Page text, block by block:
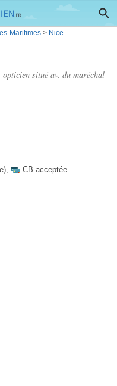
Maritimes > Nice
opticien situé av. du maréchal
, CB acceptée